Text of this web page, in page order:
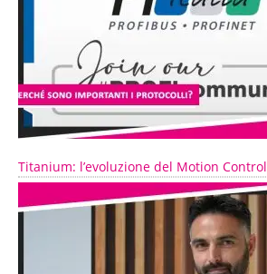
Titanium: l’evoluzione del Motion Control